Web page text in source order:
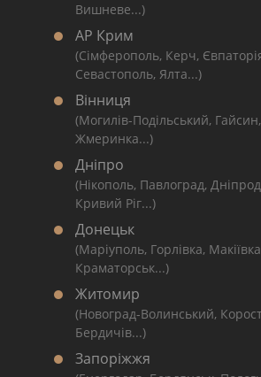
Вишневе...)
АР Крим
(Сімферополь, Керч,
Севастополь, Ялта...)
Вінниця
(Могилів-Подільський,
Жмеринка...)
Дніпро
(Нікополь, Павлоград,
Кривий Ріг...)
Донецьк
(Маріуполь, Горлівка,
Краматорськ...)
Житомир
(Новоград-Волинський,
Бердичів...)
Запоріжжя